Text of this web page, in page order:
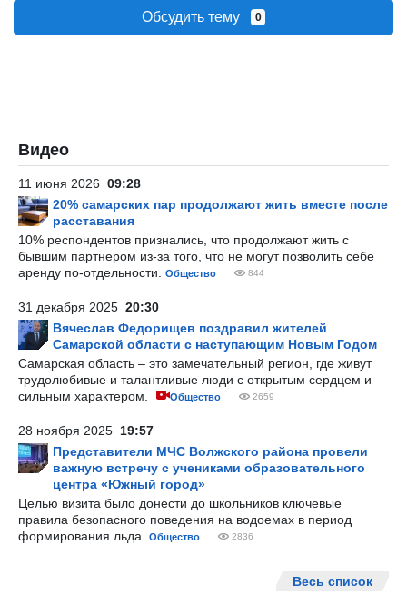
Обсудить тему 0
Видео
11 июня 2026 09:28
20% самарских пар продолжают жить вместе после
расставания
10% респондентов признались, что продолжают жить с
бывшим партнером из-за того, что не могут позволить себе
аренду по-отдельности.
Общество 844
31 декабря 2025 20:30
Вячеслав Федорищев поздравил жителей
Самарской области с наступающим Новым Годом
Самарская область – это замечательный регион, где живут
трудолюбивые и талантливые люди с открытым сердцем и
сильным характером.
Общество 2659
28 ноября 2025 19:57
Представители МЧС Волжского района провели
важную встречу с учениками образовательного
центра «Южный город»
Целью визита было донести до школьников ключевые
правила безопасного поведения на водоемах в период
формирования льда.
Общество 2836
Весь список